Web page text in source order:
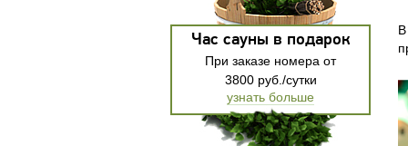
Час сауны в подарок
При заказе номера от
3800 руб./сутки
узнать больше